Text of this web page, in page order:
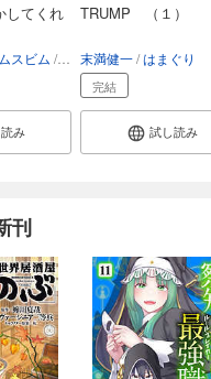
してくれ
スビム 庭トリ タイガー 御魚
み
TRUMP （１）
末満健一 はまぐり
完結
試し読み
刊